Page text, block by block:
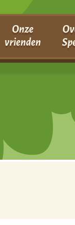
Onze
vrienden